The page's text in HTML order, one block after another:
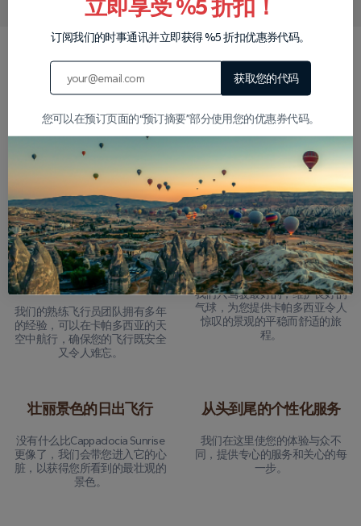
为什么选择我们？
24小时退款保证
如果您需要在旅行前24小时取
消，我们可以通过全额退款选择
安心。
全面的旅游保险
每次飞行都是完全保险的，因此
您可以专注于享受体验而不会担
心。
您可以信任的经验丰富的
飞行员
我们的熟练飞行员团队拥有多年
的经验，可以在卡帕多西亚的天
空中航行，确保您的飞行既安全
又令人难忘。
舒适的高质量气球
我们只驾驶最好的，维护良好的
气球，为您提供卡帕多西亚令人
惊叹的景观的平稳而舒适的旅
程。
壮丽景色的日出飞行
没有什么比Cappadocia Sunrise
更像了，我们会带您进入它的心
脏，以获得您所看到的最壮观的
景色。
从头到尾的个性化服务
我们在这里使您的体验与众不
同，提供专心的服务和关心的每
一步。
立即享受 %5 折扣！
订阅我们的时事通讯并立即获得 %5 折扣优惠券代码。
获取您的代码
您可以在预订页面的“预订摘要”部分使用您的优惠券代码。